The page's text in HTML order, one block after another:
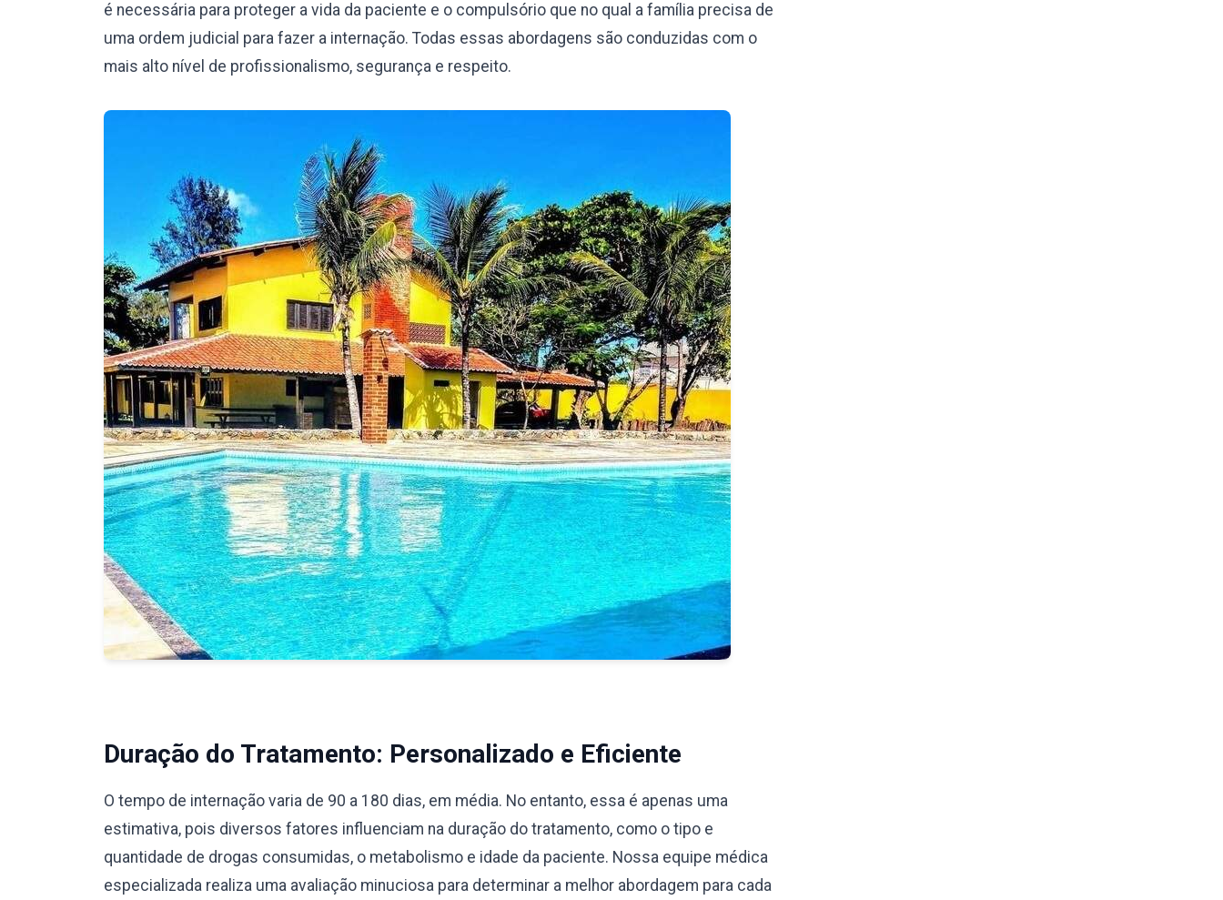
é necessária para proteger a vida da paciente e o compulsório que no qual a família precisa de
uma ordem judicial para fazer a internação. Todas essas abordagens são conduzidas com o
mais alto nível de profissionalismo, segurança e respeito.
Duração do Tratamento: Personalizado e Eficiente
O tempo de internação varia de 90 a 180 dias, em média. No entanto, essa é apenas uma
estimativa, pois diversos fatores influenciam na duração do tratamento, como o tipo e
quantidade de drogas consumidas, o metabolismo e idade da paciente. Nossa equipe médica
especializada realiza uma avaliação minuciosa para determinar a melhor abordagem para cada